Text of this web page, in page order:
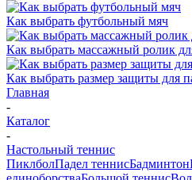
Как выбрать футбольный мяч
Как выбрать массажный ролик
Как выбрать размер защиты для
Главная
-
Каталог
-
Настольный теннис
ПиклболПадел теннисБадминтон